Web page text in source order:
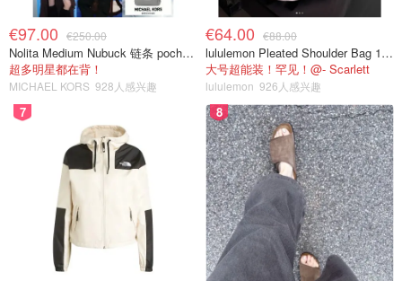
€97.00 €250.00
Nolita Medium Nubuck 链条 pochette
超多明星都在背！
MICHAEL KORS 928人感兴趣
€64.00 €88.00
lululemon Pleated Shoulder Bag 10L 单肩包
大号超能装！罕见！@- Scarlett
lululemon 926人感兴趣
7 8